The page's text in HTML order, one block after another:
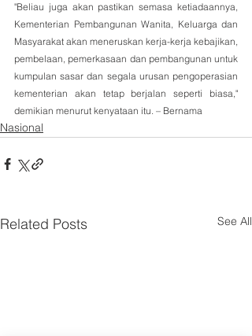
"Beliau juga akan pastikan semasa ketiadaannya,
Kementerian Pembangunan Wanita, Keluarga dan
Masyarakat akan meneruskan kerja-kerja kebajikan,
pembelaan, pemerkasaan dan pembangunan untuk
kumpulan sasar dan segala urusan pengoperasian
kementerian akan tetap berjalan seperti biasa,"
demikian menurut kenyataan itu. – Bernama
Nasional
Related Posts See All